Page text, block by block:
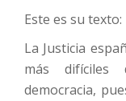
Este es su texto:
La Justicia
más difíciles
democracia,